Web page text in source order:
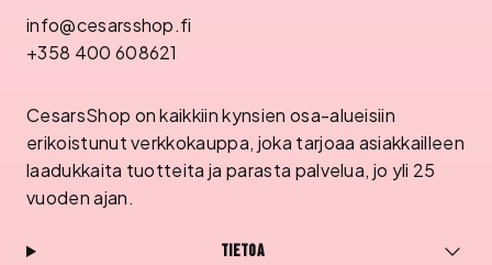
info@cesarsshop.fi
+358 400 608621
CesarsShop on kaikkiin kynsien osa-alueisiin
erikoistunut verkkokauppa, joka tarjoaa asiakkailleen
laadukkaita tuotteita ja parasta palvelua, jo yli 25
vuoden ajan.
Tietoa